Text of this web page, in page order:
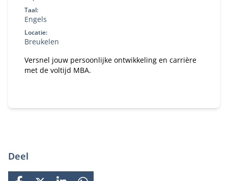
Taal:
Engels
Locatie:
Breukelen
Versnel jouw persoonlijke ontwikkeling en carrière
met de voltijd MBA.
Deel